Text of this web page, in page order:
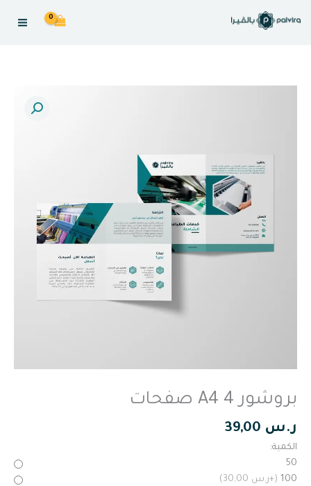
بروشور A4 4 صفحات
ر.س
الكمية:
50
100 (+ر.س 30,00)